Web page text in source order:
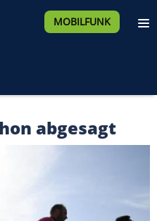
MOBILFUNK
abgesagt